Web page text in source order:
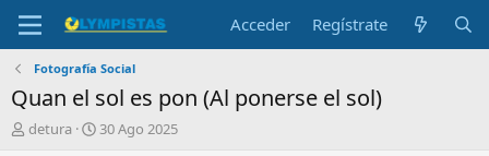
Acceder Regístrate
Fotografía Social
Quan el sol es pon (Al ponerse el sol)
Idetura
F
30 Ago 2025